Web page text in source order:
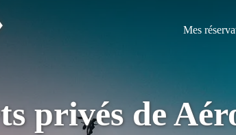
Mes
privés de